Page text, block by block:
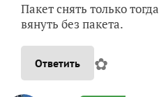
Пакет снять только
вянуть без пакета.
Ответить ✿